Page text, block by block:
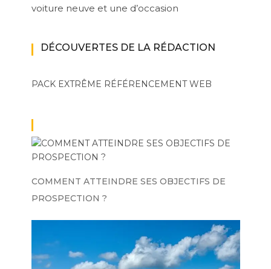
voiture neuve et une d’occasion
DÉCOUVERTES DE LA RÉDACTION
PACK EXTRÊME RÉFÉRENCEMENT WEB
COMMENT ATTEINDRE SES OBJECTIFS DE
PROSPECTION ?